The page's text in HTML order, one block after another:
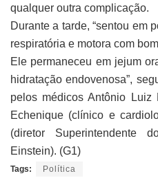
qualquer outra complicação.
Durante a tarde, “sentou em
respiratória e motora com
Ele permaneceu em jejum
hidratação endovenosa”,
pelos médicos Antônio Luiz
Echenique (clínico e
(diretor Superintendente
Einstein). (G1)
Tags: Política